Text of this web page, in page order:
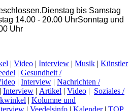
bis Samstag
14.00 - 20.00 UhrSonntag und
Uhr
| Video | Interview | Musik | Künstler
| Gesundheit /
| Interview | Nachrichten /
| Interview | Artikel | Video | Soziales /
| Kolumne und
| Veedelsinfo | Kalender| TOP